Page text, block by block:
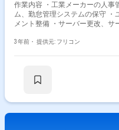
作業内容 ・工業メーカーの人事
ム、勤怠管理システムの保守 ・
メント整備 ・サーバー更改、サ
3年前・ 提供元: フリコン